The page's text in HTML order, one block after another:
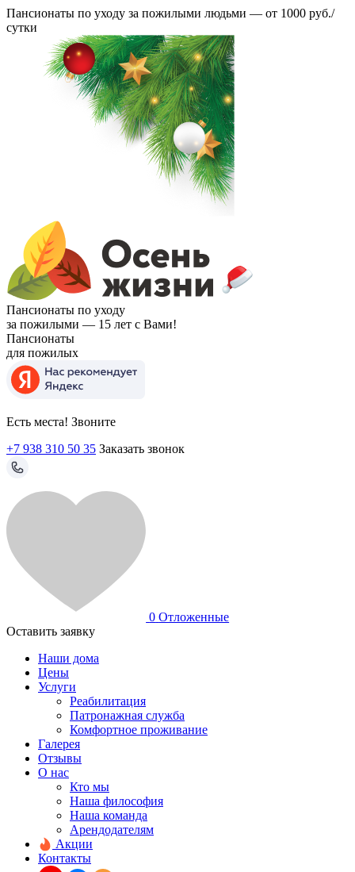
Пансионаты по уходу за пожилыми людьми — от 1000 руб./
сутки
Пансионаты по уходу
за пожилыми — 15 лет с Вами!
Пансионаты
для пожилых
Есть места! Звоните
+7 938 310 50 35 Заказать звонок
0 Отложенные
Оставить заявку
Наши дома
Цены
Услуги
Реабилитация
Патронажная служба
Комфортное проживание
Галерея
Отзывы
О нас
Кто мы
Наша философия
Наша команда
Арендодателям
Акции
Контакты